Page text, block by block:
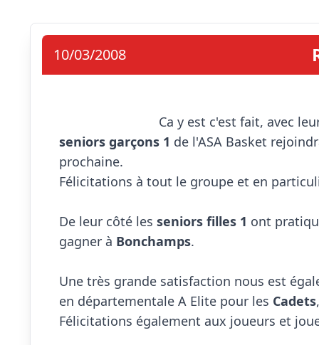
10/03/2008
seniors garçons 1 de l'ASA Basket
prochaine.
Félicitations à tout le groupe et en
De leur côté les seniors filles 1 ont
gagner à Bonchamps.
Une très grande satisfaction nous est
en départementale A Elite pour les Cadets
Félicitations également aux joueurs et